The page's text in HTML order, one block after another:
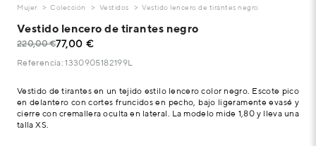
Mujer Colección Vestidos Vestido lencero de tirantes negro
Vestido lencero de tirantes negro
220,00 €77,00 €
Referencia: 1330905182199L
Vestido de tirantes en un tejido estilo lencero color negro. Escote pico
en delantero con cortes fruncidos en pecho, bajo ligeramente evasé y
cierre con cremallera oculta en lateral. La modelo mide 1,80 y lleva una
talla XS.